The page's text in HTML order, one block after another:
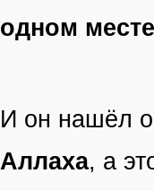
одном
И он нашёл
Аллаха, а